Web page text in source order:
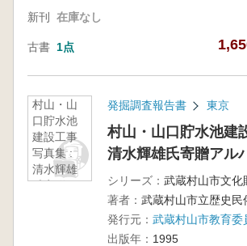
新刊 在庫なし
古書 1点
村山・山
口貯水池
建設工事
写真集 :
清水輝雄
氏寄贈ア
発掘調査報告書 東京
村山・山口貯水池建
清水輝雄氏寄贈アル
シリーズ： 武蔵村山市文化
著者： 武蔵村山市立歴史
発行元： 武蔵村山市教育委
出版年： 1995